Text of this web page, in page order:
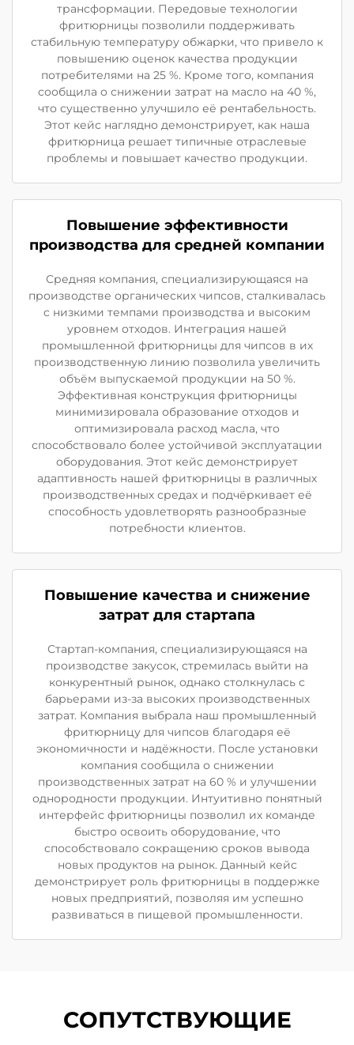
трансформации. Передовые технологии
фритюрницы позволили поддерживать
стабильную температуру обжарки, что привело к
повышению оценок качества продукции
потребителями на 25 %. Кроме того, компания
сообщила о снижении затрат на масло на 40 %,
что существенно улучшило её рентабельность.
Этот кейс наглядно демонстрирует, как наша
фритюрница решает типичные отраслевые
проблемы и повышает качество продукции.
Повышение эффективности
производства для средней компании
Средняя компания, специализирующаяся на
производстве органических чипсов, сталкивалась
с низкими темпами производства и высоким
уровнем отходов. Интеграция нашей
промышленной фритюрницы для чипсов в их
производственную линию позволила увеличить
объём выпускаемой продукции на 50 %.
Эффективная конструкция фритюрницы
минимизировала образование отходов и
оптимизировала расход масла, что
способствовало более устойчивой эксплуатации
оборудования. Этот кейс демонстрирует
адаптивность нашей фритюрницы в различных
производственных средах и подчёркивает её
способность удовлетворять разнообразные
потребности клиентов.
Повышение качества и снижение
затрат для стартапа
Стартап-компания, специализирующаяся на
производстве закусок, стремилась выйти на
конкурентный рынок, однако столкнулась с
барьерами из-за высоких производственных
затрат. Компания выбрала наш промышленный
фритюрницу для чипсов благодаря её
экономичности и надёжности. После установки
компания сообщила о снижении
производственных затрат на 60 % и улучшении
однородности продукции. Интуитивно понятный
интерфейс фритюрницы позволил их команде
быстро освоить оборудование, что
способствовало сокращению сроков вывода
новых продуктов на рынок. Данный кейс
демонстрирует роль фритюрницы в поддержке
новых предприятий, позволяя им успешно
развиваться в пищевой промышленности.
СОПУТСТВУЮЩИЕ